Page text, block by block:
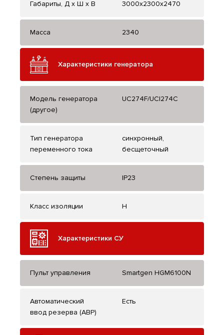
Габариты, Д x Ш x В 3000x2300x2470
Масса 2340
Характеристики генератора
Модель генератора
(другое)
UC274F/UCI274C
Тип генератора
переменного тока
синхронный,
бесщеточный
Степень защиты IP23
Класс изоляции H
Характеристики СУ
Пульт управления Smartgen HGM6100N
Автоматический
ввод резерва (АВР)
Есть